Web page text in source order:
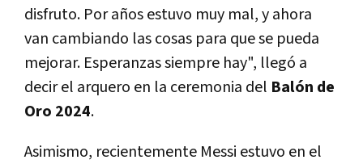
disfruto. Por años estuvo muy mal, y ahora
van cambiando las cosas para que se pueda
mejorar. Esperanzas siempre hay", llegó a
decir el arquero en la ceremonia del Balón de
Oro 2024.
Asimismo, recientemente Messi estuvo en el